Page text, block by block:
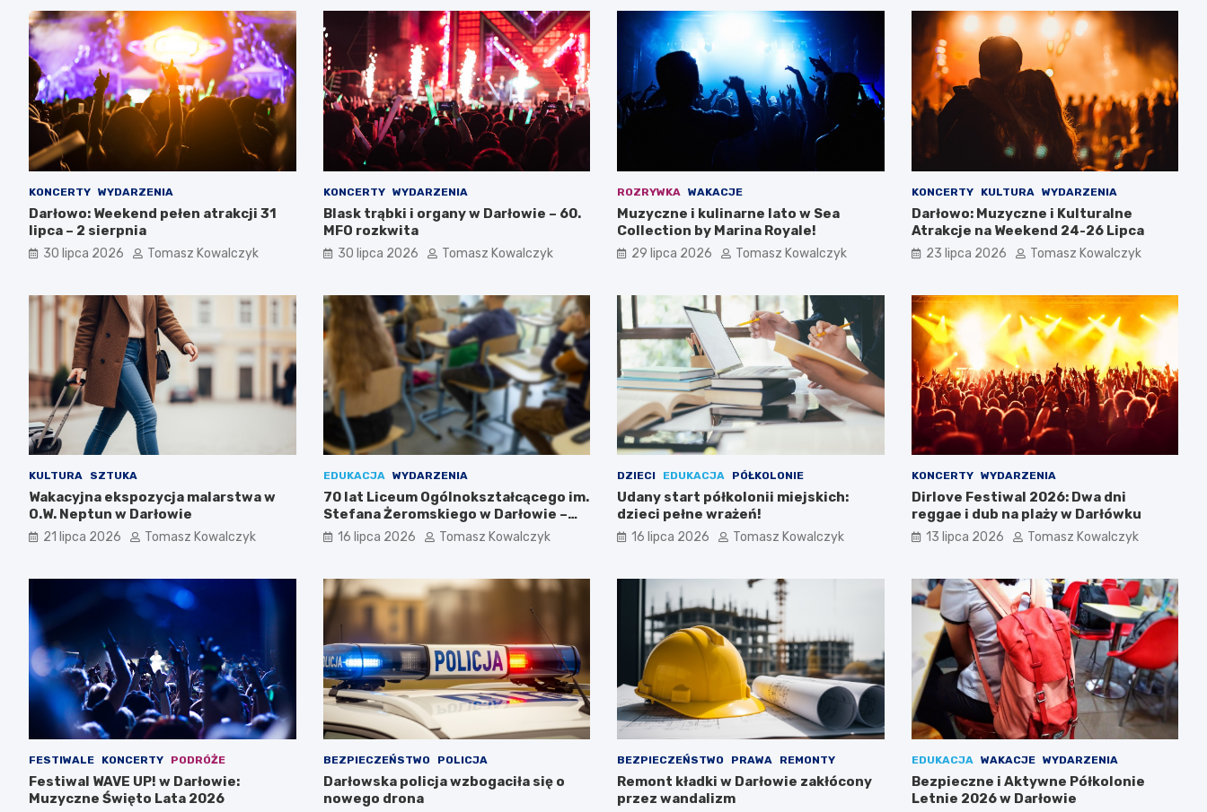
KONCERTY WYDARZENIA
Darłowo: Weekend pełen atrakcji 31
lipca – 2 sierpnia
30 lipca 2026 Tomasz Kowalczyk
KONCERTY WYDARZENIA
Blask trąbki i organy w Darłowie – 60.
MFO rozkwita
30 lipca 2026 Tomasz Kowalczyk
ROZRYWKA WAKACJE
Muzyczne i kulinarne lato w Sea
Collection by Marina Royale!
29 lipca 2026 Tomasz Kowalczyk
KONCERTY KULTURA WYDARZENIA
Darłowo: Muzyczne i Kulturalne
Atrakcje na Weekend 24-26 Lipca
23 lipca 2026 Tomasz Kowalczyk
KULTURA SZTUKA
Wakacyjna ekspozycja malarstwa w
O.W. Neptun w Darłowie
21 lipca 2026 Tomasz Kowalczyk
EDUKACJA WYDARZENIA
70 lat Liceum Ogólnokształcącego im.
Stefana Żeromskiego w Darłowie –
Świętuj z nami!
16 lipca 2026 Tomasz Kowalczyk
DZIECI EDUKACJA PÓŁKOLONIE
Udany start półkolonii miejskich:
dzieci pełne wrażeń!
16 lipca 2026 Tomasz Kowalczyk
KONCERTY WYDARZENIA
Dirlove Festiwal 2026: Dwa dni
reggae i dub na plaży w Darłówku
13 lipca 2026 Tomasz Kowalczyk
FESTIWALE KONCERTY PODRÓŻE
Festiwal WAVE UP! w Darłowie:
Muzyczne Święto Lata 2026
BEZPIECZEŃSTWO POLICJA
Darłowska policja wzbogaciła się o
nowego drona
BEZPIECZEŃSTWO PRAWA REMONTY
Remont kładki w Darłowie zakłócony
przez wandalizm
EDUKACJA WAKACJE WYDARZENIA
Bezpieczne i Aktywne Półkolonie
Letnie 2026 w Darłowie